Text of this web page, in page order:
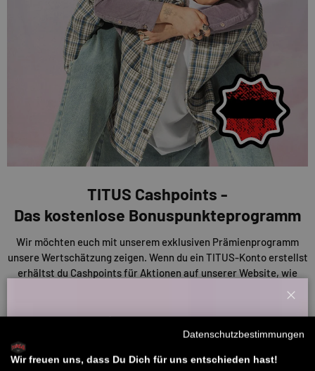
TITUS Cashpoints -
Das kostenlose Bonuspunkteprogramm
Wir möchten euch mit unserem exklusiven Prämienprogramm
unsere Wertschätzung zeigen. Wenn du ein TITUS-Konto erstellst
erhältst du Cashpoints für Aktionen auf unserer Website, wie
mehr du also sammelst, desto mehr sparst du!
ENTDECKE UNSERE CASHPOINTS
Willkommensbonus
Willkommens-Rabattcode direkt per Mail zugeschickt.
Datenschutzbestimmungen
Wir freuen uns, dass Du Dich für uns entschieden hast!